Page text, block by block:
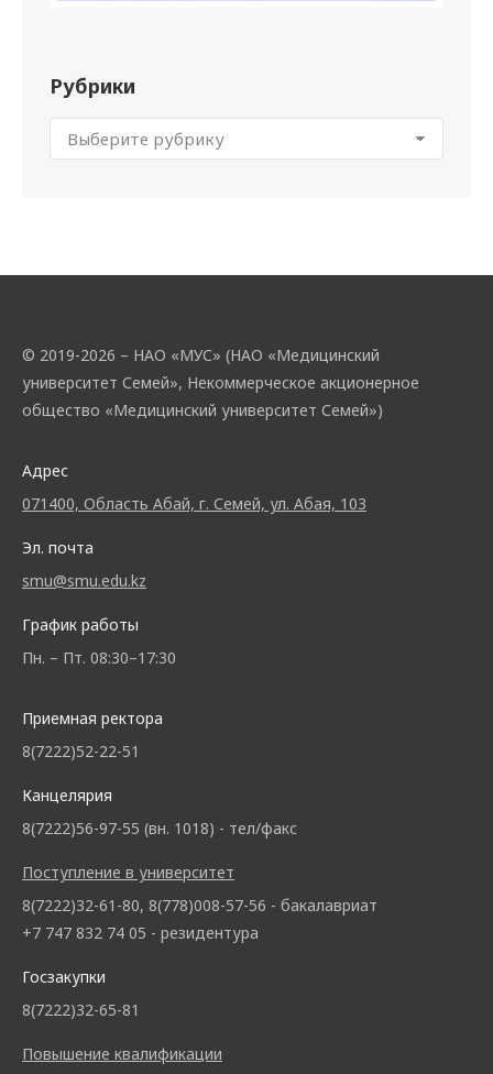
Рубрики
© 2019-2026 – НАО «МУС» (НАО «Медицинский
университет Семей», Некоммерческое акционерное
общество «Медицинский университет Семей»)
Адрес
071400, Область Абай, г. Семей, ул. Абая, 103
Эл. почта
smu@smu.edu.kz
График работы
Пн. – Пт. 08:30–17:30
Приемная ректора
8(7222)52-22-51
Канцелярия
8(7222)56-97-55 (вн. 1018) - тел/факс
Поступление в университет
8(7222)32-61-80, 8(778)008-57-56 - бакалавриат
+7 747 832 74 05 - резидентура
Госзакупки
8(7222)32-65-81
Повышение квалификации